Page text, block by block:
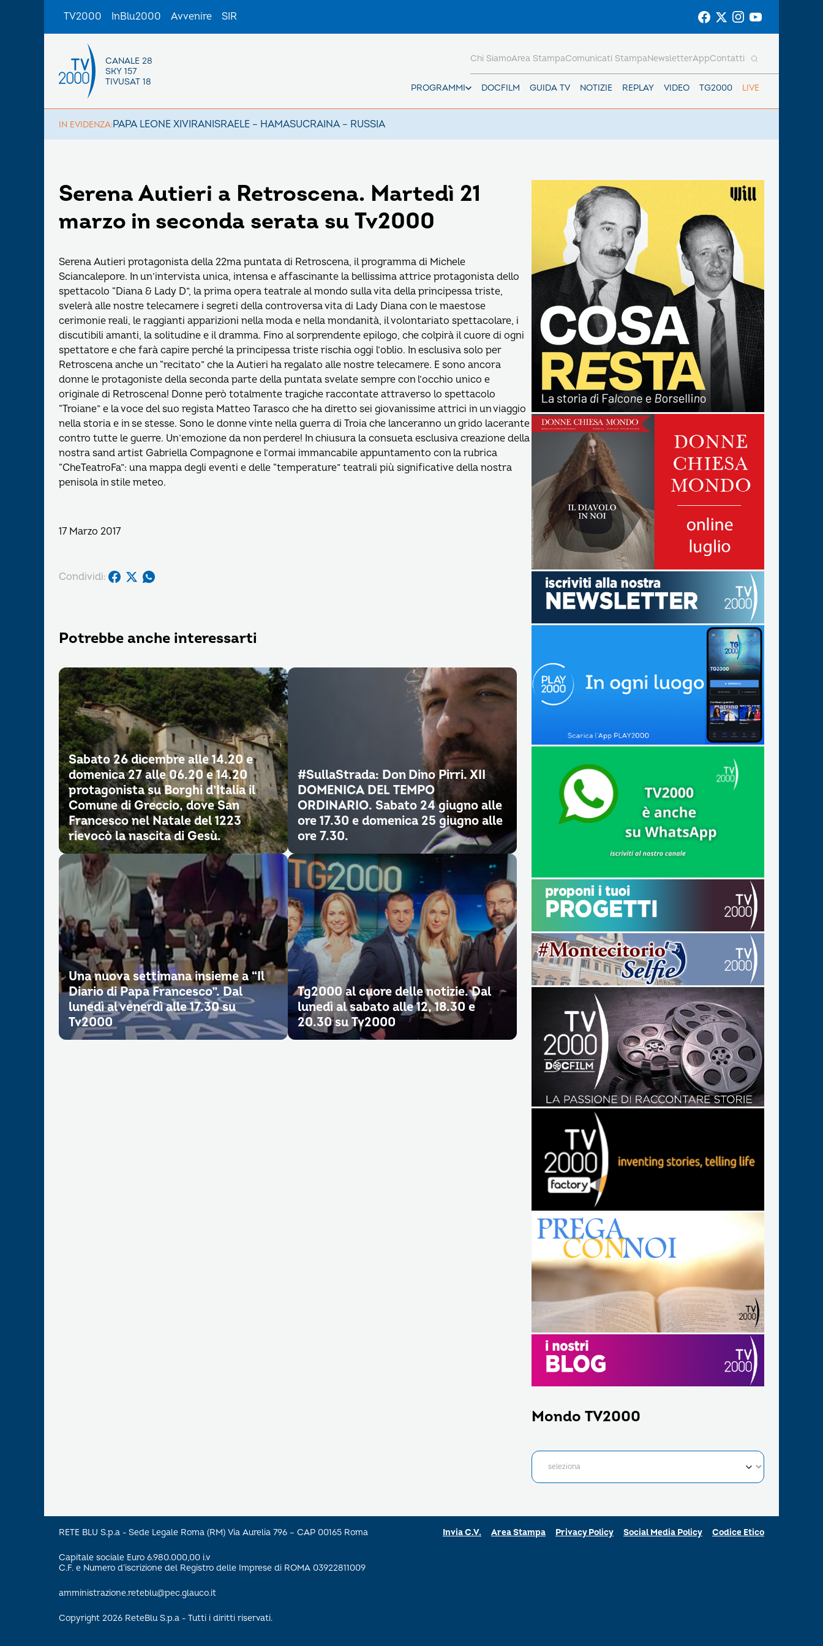
TV2000 InBlu2000 Avvenire SIR
CANALE 28
SKY 157
TIVUSAT 18
PROGRAMMI DOCFILM GUIDA TV NOTIZIE REPLAY VIDEO TG2000 LIVE
Chi SiamoArea StampaComunicati StampaNewsletterAppContatti
IN EVIDENZA:PAPA LEONE XIVIRANISRAELE – HAMASUCRAINA – RUSSIA
Serena Autieri a Retroscena. Martedì 21
marzo in seconda serata su Tv2000
Serena Autieri protagonista della 22ma puntata di Retroscena, il programma di Michele
Sciancalepore. In un’intervista unica, intensa e affascinante la bellissima attrice protagonista dello
spettacolo “Diana & Lady D”, la prima opera teatrale al mondo sulla vita della principessa triste,
svelerà alle nostre telecamere i segreti della controversa vita di Lady Diana con le maestose
cerimonie reali, le raggianti apparizioni nella moda e nella mondanità, il volontariato spettacolare, i
discutibili amanti, la solitudine e il dramma. Fino al sorprendente epilogo, che colpirà il cuore di ogni
spettatore e che farà capire perché la principessa triste rischia oggi l’oblio. In esclusiva solo per
Retroscena anche un “recitato” che la Autieri ha regalato alle nostre telecamere. E sono ancora
donne le protagoniste della seconda parte della puntata svelate sempre con l’occhio unico e
originale di Retroscena! Donne però totalmente tragiche raccontate attraverso lo spettacolo
“Troiane” e la voce del suo regista Matteo Tarasco che ha diretto sei giovanissime attrici in un viaggio
nella storia e in se stesse. Sono le donne vinte nella guerra di Troia che lanceranno un grido lacerante
contro tutte le guerre. Un’emozione da non perdere! In chiusura la consueta esclusiva creazione della
nostra sand artist Gabriella Compagnone e l’ormai immancabile appuntamento con la rubrica
“CheTeatroFa”: una mappa degli eventi e delle “temperature” teatrali più significative della nostra
penisola in stile meteo.
17 Marzo 2017
Condividi:
Potrebbe anche interessarti
Sabato 26 dicembre alle 14.20 e
domenica 27 alle 06.20 e 14.20
protagonista su Borghi d’Italia il
Comune di Greccio, dove San
Francesco nel Natale del 1223
rievocò la nascita di Gesù.
#SullaStrada: Don Dino Pirri. XII
DOMENICA DEL TEMPO
ORDINARIO. Sabato 24 giugno alle
ore 17.30 e domenica 25 giugno alle
ore 7.30.
Una nuova settimana insieme a “Il
Diario di Papa Francesco”. Dal
lunedì al venerdì alle 17.30 su
Tv2000
Tg2000 al cuore delle notizie. Dal
lunedì al sabato alle 12, 18.30 e
20.30 su Tv2000
Mondo TV2000
RETE BLU S.p.a - Sede Legale Roma (RM) Via Aurelia 796 – CAP 00165 Roma
Capitale sociale Euro 6.980.000,00 i.v
C.F. e Numero d’iscrizione del Registro delle Imprese di ROMA 03922811009
amministrazione.reteblu@pec.glauco.it
Copyright 2026 ReteBlu S.p.a - Tutti i diritti riservati.
Invia C.V. Area Stampa Privacy Policy Social Media Policy Codice Etico